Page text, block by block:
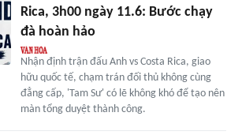
Rica, 3h00 ngày 11.6: Bước chạy
đà hoàn hảo
Nhận định trận đấu Anh vs Costa Rica, giao
hữu quốc tế, chạm trán đối thủ không cùng
đẳng cấp, 'Tam Sư' có lẽ không khó để tạo nên
màn tổng duyệt thành công.